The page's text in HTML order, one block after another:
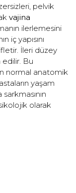
pelvik
vajina
ilerlemesini
iç yapısını
İleri düzey
Bu
normal anatomik
yaşam
olarak